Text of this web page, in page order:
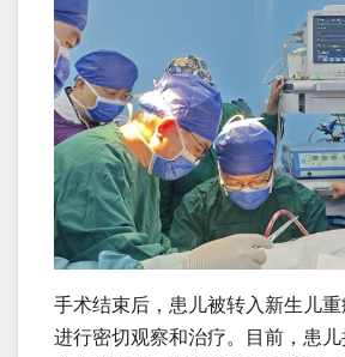
手术结束后，患儿被转入新生儿
进行密切观察和治疗。目前，患